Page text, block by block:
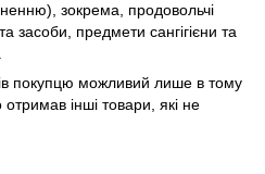
зокрема, продовольчі
засоби, предмети сангігієни та
покупцю можливий лише в тому
інші товари, які не